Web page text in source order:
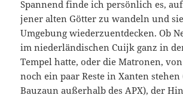
Spannend finde ich persönlich es,
jener alten Götter zu wandeln und
Umgebung wiederzuentdecken. Ob
im niederländischen Cuijk ganz in
Tempel hatte, oder die Matronen,
noch ein paar Reste in Xanten
Bauzaun außerhalb des APX), der